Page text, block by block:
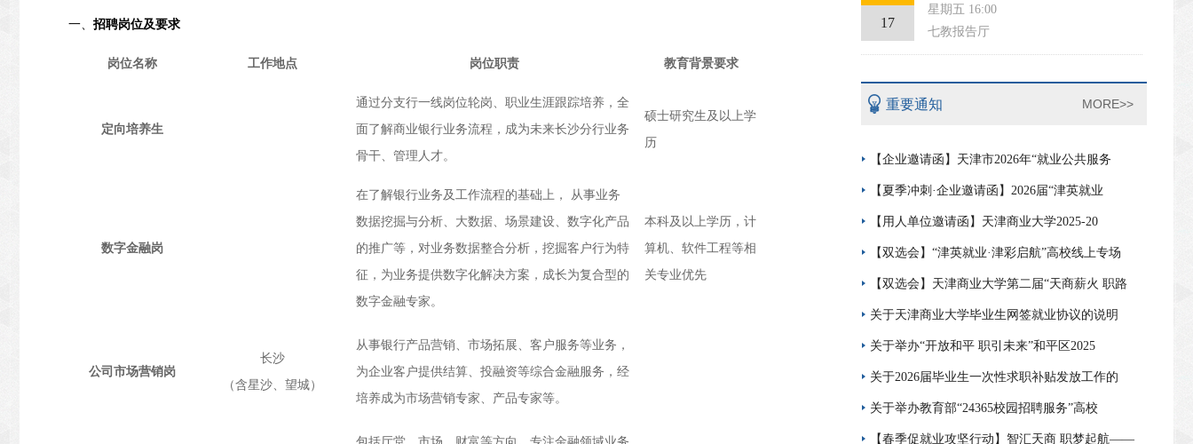
一、 招聘岗位及要求
岗位名称 工作地点 岗位职责 教育背景要求
定向培养生
长沙
（含星沙、望城）
通过分支行一线岗位轮岗、职业生涯跟踪培养，全
面了解商业银行业务流程，成为未来长沙分行业务
骨干、管理人才。
硕士研究生及以上学
历
数字金融岗
在了解银行业务及工作流程的基础上， 从事业务
数据挖掘与分析、大数据、场景建设、数字化产品
的推广等，对业务数据整合分析，挖掘客户行为特
征，为业务提供数字化解决方案，成长为复合型的
数字金融专家。
本科及以上学历，计
算机、软件工程等相
关专业优先
公司市场营销岗
从事银行产品营销、市场拓展、客户服务等业务，
为企业客户提供结算、投融资等综合金融服务，经
培养成为市场营销专家、产品专家等。
17
星期五 16:00
七教报告厅
重要通知 MORE>>
【企业邀请函】天津市2026年“就业公共服务
【夏季冲刺·企业邀请函】2026届“津英就业
【用人单位邀请函】天津商业大学2025-20
【双选会】“津英就业·津彩启航”高校线上专场
【双选会】天津商业大学第二届“天商薪火 职路
关于天津商业大学毕业生网签就业协议的说明
关于举办“开放和平 职引未来”和平区2025
关于2026届毕业生一次性求职补贴发放工作的
关于举办教育部“24365校园招聘服务”高校
【春季促就业攻坚行动】智汇天商 职梦起航——